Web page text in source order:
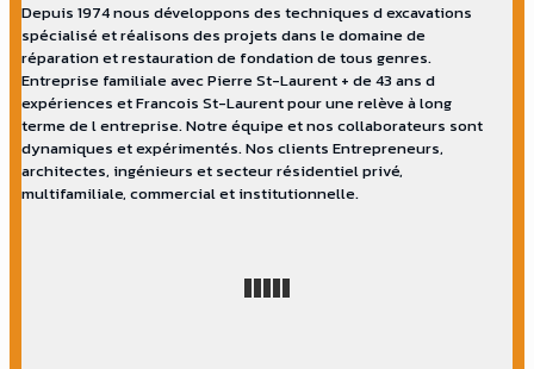
Depuis 1974 nous développons des techniques d excavations
spécialisé et réalisons des projets dans le domaine de
réparation et restauration de fondation de tous genres.
Entreprise familiale avec Pierre St-Laurent + de 43 ans d
expériences et Francois St-Laurent pour une relève à long
terme de l entreprise. Notre équipe et nos collaborateurs sont
dynamiques et expérimentés. Nos clients Entrepreneurs,
architectes, ingénieurs et secteur résidentiel privé,
multifamiliale, commercial et institutionnelle.